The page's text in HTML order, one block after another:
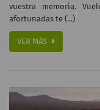
vuestra memoria.
afortunadas te (...)
VER MÁS